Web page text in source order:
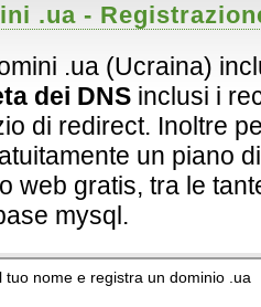
.ua -
.ua (Ucraina)
dei DNS inclusi i
di redirect. Inoltre
un piano
web gratis, tra le
mysql.
tuo nome e registra un dominio .ua